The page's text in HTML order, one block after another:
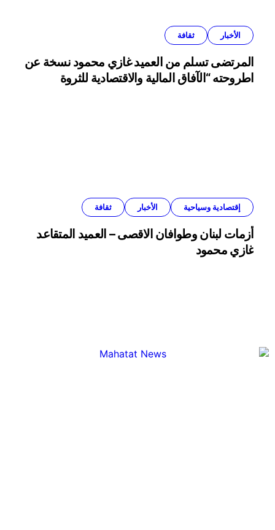
الأخبار ثقافة
المرتضى تسلم من العميد غازي محمود نسخة عن
اطروحته “الآفاق المالية والاقتصادية للثروة
إقتصادية وسياحية الأخبار ثقافة
أزمات لبنان وطوافان الاقصى – العميد المتقاعد
غازي محمود